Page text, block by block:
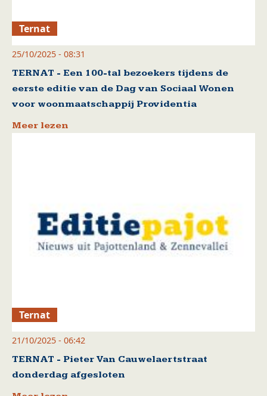
Ternat
25/10/2025 - 08:31
TERNAT - Een 100-tal bezoekers tijdens de
eerste editie van de Dag van Sociaal Wonen
voor woonmaatschappij Providentia
Meer lezen
Ternat
21/10/2025 - 06:42
TERNAT - Pieter Van Cauwelaertstraat
donderdag afgesloten